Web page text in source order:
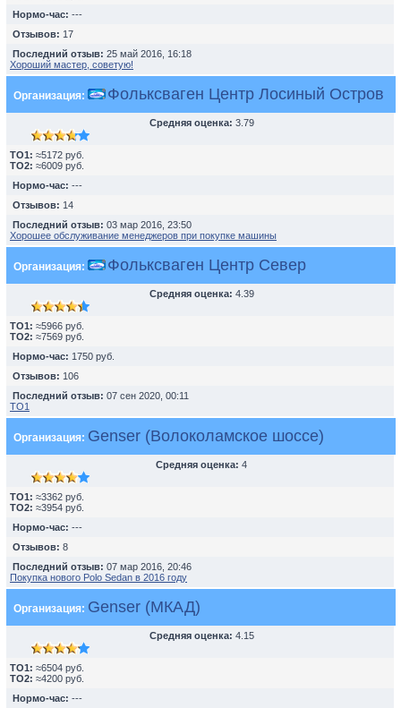
Нормо-час: ---
Отзывов: 17
Последний отзыв: 25 май 2016, 16:18
Хороший мастер, советую!
Организация: Фольксваген Центр Лосиный Остров
Средняя оценка: 3.79
TO1: ≈5172 руб.
TO2: ≈6009 руб.
Нормо-час: ---
Отзывов: 14
Последний отзыв: 03 мар 2016, 23:50
Хорошее обслуживание менеджеров при покупке машины
Организация: Фольксваген Центр Север
Средняя оценка: 4.39
TO1: ≈5966 руб.
TO2: ≈7569 руб.
Нормо-час: 1750 руб.
Отзывов: 106
Последний отзыв: 07 сен 2020, 00:11
ТО1
Организация: Genser (Волоколамское шоссе)
Средняя оценка: 4
TO1: ≈3362 руб.
TO2: ≈3954 руб.
Нормо-час: ---
Отзывов: 8
Последний отзыв: 07 мар 2016, 20:46
Покупка нового Polo Sedan в 2016 году
Организация: Genser (МКАД)
Средняя оценка: 4.15
TO1: ≈6504 руб.
TO2: ≈4200 руб.
Нормо-час: ---